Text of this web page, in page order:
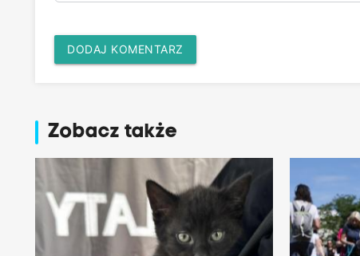
DODAJ KOMENTARZ
Zobacz także